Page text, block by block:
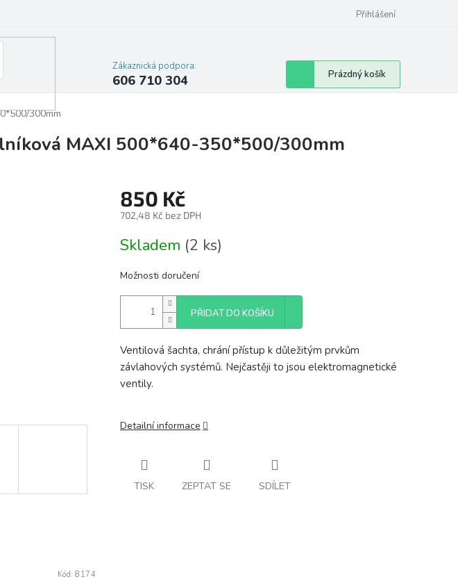
Přihlášení
Zákaznická podpora:
606 710 304
Nákupní
košík
Prázdný košík
300mm
MAXI 500*640-350*500/300mm
850 Kč
702,48 Kč bez DPH
cena:
Skladem (2 ks)
Možnosti doručení
PŘIDAT DO KOŠÍKU
Ventilová šachta, chrání přístup k důležitým prvkům
závlahových systémů. Nejčastěji to jsou elektromagnetické
ventily.
Detailní informace
TISK ZEPTAT SE SDÍLET
Kód: 8174